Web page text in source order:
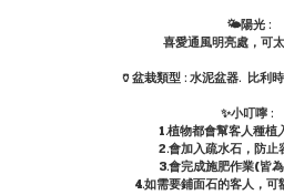
🌤陽光 :
喜愛通風明亮處，可太
🏺盆栽類型 : 水泥盆器. 比
✨小叮嚀 :
1.植物都會幫客人種植
2.會加入疏水石，防止
3.會完成施肥作業(皆為
4.如需要鋪面石的客人，可